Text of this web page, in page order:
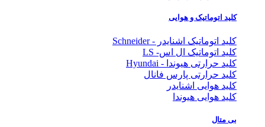
کلید اتوماتیک و هوایی
کلید اتوماتیک اشنایدر - Schneider
کلید اتوماتیک ال اس- LS
کلید حرارتی هیوندا - Hyundai
کلید حرارتی پارس فانال
کلید هوایی اشنایدر
کلید هوایی هیوندا
بی متال